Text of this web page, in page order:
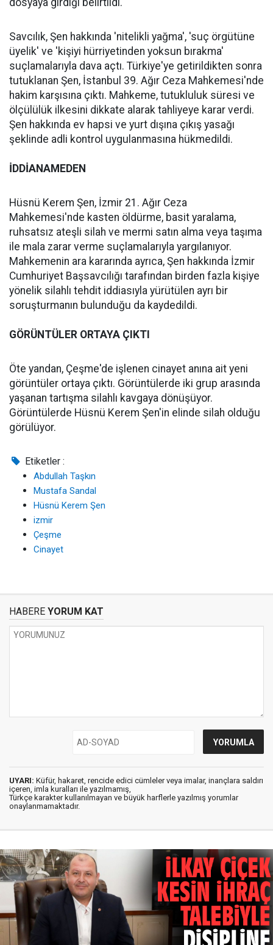
dosyaya girdiği belirtildi.
Savcılık, Şen hakkında 'nitelikli yağma', 'suç örgütüne
üyelik' ve 'kişiyi hürriyetinden yoksun bırakma'
suçlamalarıyla dava açtı. Türkiye'ye getirildikten sonra
tutuklanan Şen, İstanbul 39. Ağır Ceza Mahkemesi'nde
hakim karşısına çıktı. Mahkeme, tutukluluk süresi ve
ölçülülük ilkesini dikkate alarak tahliyeye karar verdi.
Şen hakkında ev hapsi ve yurt dışına çıkış yasağı
şeklinde adli kontrol uygulanmasına hükmedildi.
İDDİANAMEDEN
Hüsnü Kerem Şen, İzmir 21. Ağır Ceza
Mahkemesi'nde kasten öldürme, basit yaralama,
ruhsatsız ateşli silah ve mermi satın alma veya taşıma
ile mala zarar verme suçlamalarıyla yargılanıyor.
Mahkemenin ara kararında ayrıca, Şen hakkında İzmir
Cumhuriyet Başsavcılığı tarafından birden fazla kişiye
yönelik silahlı tehdit iddiasıyla yürütülen ayrı bir
soruşturmanın bulunduğu da kaydedildi.
GÖRÜNTÜLER ORTAYA ÇIKTI
Öte yandan, Çeşme'de işlenen cinayet anına ait yeni
görüntüler ortaya çıktı. Görüntülerde iki grup arasında
yaşanan tartışma silahlı kavgaya dönüşüyor.
Görüntülerde Hüsnü Kerem Şen'in elinde silah olduğu
görülüyor.
Etiketler :
Abdullah Taşkın
Mustafa Sandal
Hüsnü Kerem Şen
izmir
Çeşme
Cinayet
HABERE YORUM KAT
UYARI: Küfür, hakaret, rencide edici cümleler veya imalar, inançlara saldırı
içeren, imla kuralları ile yazılmamış,
Türkçe karakter kullanılmayan ve büyük harflerle yazılmış yorumlar
onaylanmamaktadır.